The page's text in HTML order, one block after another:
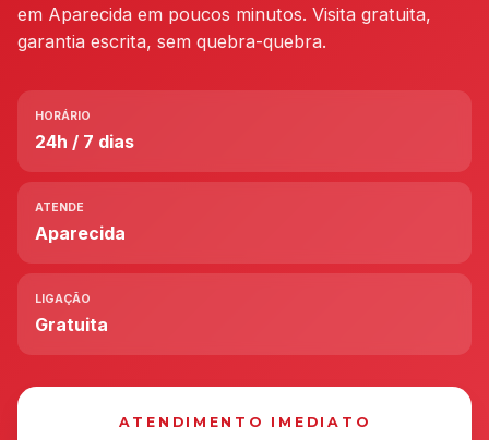
em Aparecida em poucos minutos. Visita gratuita,
garantia escrita, sem quebra-quebra.
HORÁRIO
24h / 7 dias
ATENDE
Aparecida
LIGAÇÃO
Gratuita
ATENDIMENTO IMEDIATO